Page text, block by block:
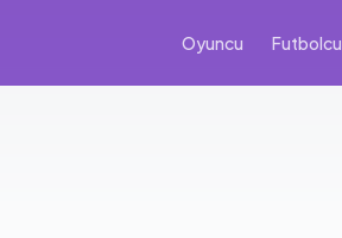
Oyuncu Futbolcu